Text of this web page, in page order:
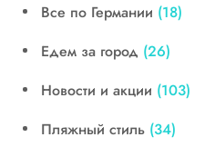
Все по Германии (18)
Едем за город (26)
Новости и акции (103)
Пляжный стиль (34)